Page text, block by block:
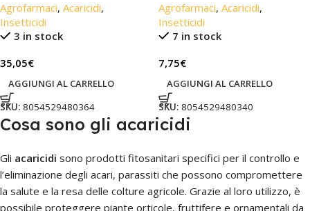
Agrofarmaci, Acaricidi,
Insetticidi
3 in stock
35,05€
AGGIUNGI AL CARRELLO
SKU: 8054529480364
Agrofarmaci, Acaricidi,
Insetticidi
7 in stock
7,75€
AGGIUNGI AL CARRELLO
SKU: 8054529480340
Cosa sono gli acaricidi
Gli acaricidi sono prodotti fitosanitari specifici per il controllo e
l’eliminazione degli acari, parassiti che possono compromettere
la salute e la resa delle colture agricole. Grazie al loro utilizzo, è
possibile proteggere piante orticole, fruttifere e ornamentali da